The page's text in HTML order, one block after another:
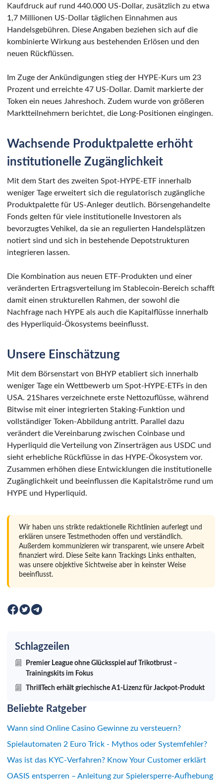
Kaufdruck auf rund 440.000 US-Dollar, zusätzlich zu etwa
1,7 Millionen US-Dollar täglichen Einnahmen aus
Handelsgebühren. Diese Angaben beziehen sich auf die
kombinierte Wirkung aus bestehenden Erlösen und den
neuen Rückflüssen.
Im Zuge der Ankündigungen stieg der HYPE-Kurs um 23
Prozent und erreichte 47 US-Dollar. Damit markierte der
Token ein neues Jahreshoch. Zudem wurde von größeren
Marktteilnehmern berichtet, die Long-Positionen eingingen.
Wachsende Produktpalette erhöht
institutionelle Zugänglichkeit
Mit dem Start des zweiten Spot-HYPE-ETF innerhalb
weniger Tage erweitert sich die regulatorisch zugängliche
Produktpalette für US-Anleger deutlich. Börsengehandelte
Fonds gelten für viele institutionelle Investoren als
bevorzugtes Vehikel, da sie an regulierten Handelsplätzen
notiert sind und sich in bestehende Depotstrukturen
integrieren lassen.
Die Kombination aus neuen ETF-Produkten und einer
veränderten Ertragsverteilung im Stablecoin-Bereich schafft
damit einen strukturellen Rahmen, der sowohl die
Nachfrage nach HYPE als auch die Kapitalflüsse innerhalb
des Hyperliquid-Ökosystems beeinflusst.
Unsere Einschätzung
Mit dem Börsenstart von BHYP etabliert sich innerhalb
weniger Tage ein Wettbewerb um Spot-HYPE-ETFs in den
USA. 21Shares verzeichnete erste Nettozuflüsse, während
Bitwise mit einer integrierten Staking-Funktion und
vollständiger Token-Abbildung antritt. Parallel dazu
verändert die Vereinbarung zwischen Coinbase und
Hyperliquid die Verteilung von Zinserträgen aus USDC und
sieht erhebliche Rückflüsse in das HYPE-Ökosystem vor.
Zusammen erhöhen diese Entwicklungen die institutionelle
Zugänglichkeit und beeinflussen die Kapitalströme rund um
HYPE und Hyperliquid.
Wir haben uns strikte redaktionelle Richtlinien auferlegt und
erklären unsere Testmethoden offen und verständlich.
Außerdem kommunizieren wir transparent, wie unsere Arbeit
finanziert wird. Diese Seite kann Trackings Links enthalten,
was unsere objektive Sichtweise aber in keinster Weise
beeinflusst.
Schlagzeilen
Premier League ohne Glücksspiel auf Trikotbrust –
Trainingskits im Fokus
ThrillTech erhält griechische A1-Lizenz für Jackpot-Produkt
Beliebte Ratgeber
Wann sind Online Casino Gewinne zu versteuern?
Spielautomaten 2 Euro Trick - Mythos oder Systemfehler?
Was ist das KYC-Verfahren? Know Your Customer erklärt
OASIS entsperren – Anleitung zur Spielersperre-Aufhebung